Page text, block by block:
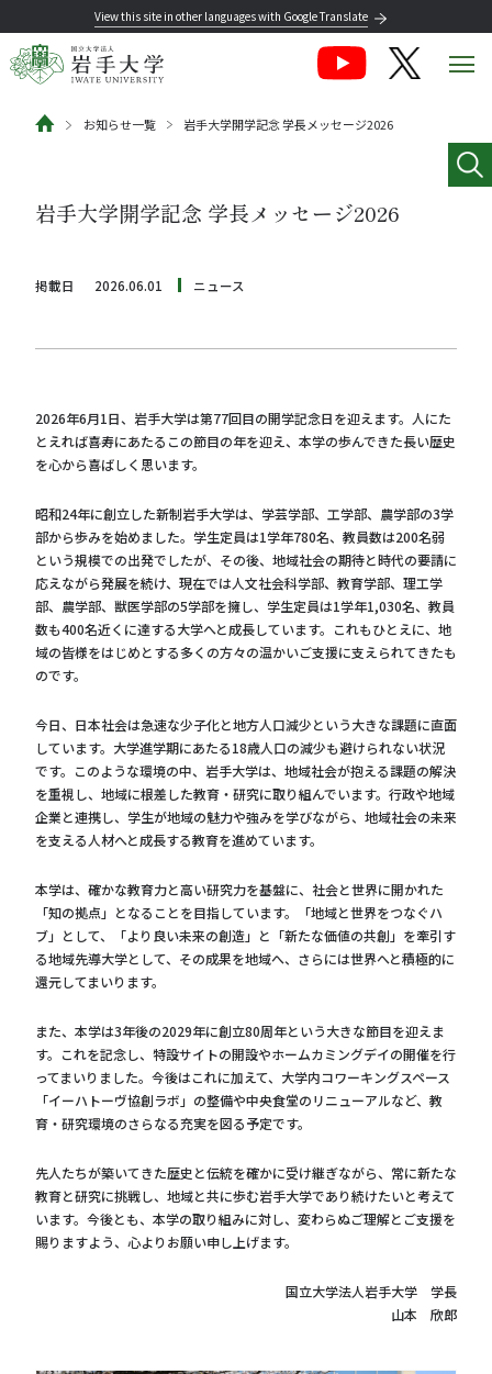
View this site in other languages with Google Translate
お知らせ一覧 岩手大学開学記念 学長メッセージ2026
岩手大学開学記念 学長メッセージ2026
掲載日 2026.06.01 ニュース
2026年6月1日、岩手大学は第77回目の開学記念日を迎えます。人にた
とえれば喜寿にあたるこの節目の年を迎え、本学の歩んできた長い歴史
を心から喜ばしく思います。
昭和24年に創立した新制岩手大学は、学芸学部、工学部、農学部の3学
部から歩みを始めました。学生定員は1学年780名、教員数は200名弱
という規模での出発でしたが、その後、地域社会の期待と時代の要請に
応えながら発展を続け、現在では人文社会科学部、教育学部、理工学
部、農学部、獣医学部の5学部を擁し、学生定員は1学年1,030名、教員
数も400名近くに達する大学へと成長しています。これもひとえに、地
域の皆様をはじめとする多くの方々の温かいご支援に支えられてきたも
のです。
今日、日本社会は急速な少子化と地方人口減少という大きな課題に直面
しています。大学進学期にあたる18歳人口の減少も避けられない状況
です。このような環境の中、岩手大学は、地域社会が抱える課題の解決
を重視し、地域に根差した教育・研究に取り組んでいます。行政や地域
企業と連携し、学生が地域の魅力や強みを学びながら、地域社会の未来
を支える人材へと成長する教育を進めています。
本学は、確かな教育力と高い研究力を基盤に、社会と世界に開かれた
「知の拠点」となることを目指しています。「地域と世界をつなぐハ
ブ」として、「より良い未来の創造」と「新たな価値の共創」を牽引す
る地域先導大学として、その成果を地域へ、さらには世界へと積極的に
還元してまいります。
また、本学は3年後の2029年に創立80周年という大きな節目を迎えま
す。これを記念し、特設サイトの開設やホームカミングデイの開催を行
ってまいりました。今後はこれに加えて、大学内コワーキングスペース
「イーハトーヴ協創ラボ」の整備や中央食堂のリニューアルなど、教
育・研究環境のさらなる充実を図る予定です。
先人たちが築いてきた歴史と伝統を確かに受け継ぎながら、常に新たな
教育と研究に挑戦し、地域と共に歩む岩手大学であり続けたいと考えて
います。今後とも、本学の取り組みに対し、変わらぬご理解とご支援を
賜りますよう、心よりお願い申し上げます。
国立大学法人岩手大学 学長
山本 欣郎